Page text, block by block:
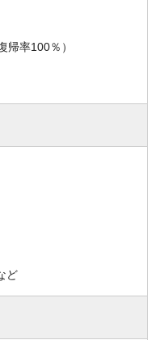
帰率100％）
ど